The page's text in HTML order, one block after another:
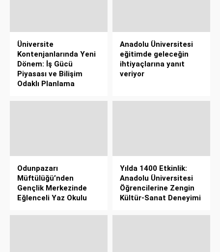
Üniversite
Kontenjanlarında Yeni
Dönem: İş Gücü
Piyasası ve Bilişim
Odaklı Planlama
Anadolu Üniversitesi
eğitimde geleceğin
ihtiyaçlarına yanıt
veriyor
Odunpazarı
Müftülüğü’nden
Gençlik Merkezinde
Eğlenceli Yaz Okulu
Yılda 1400 Etkinlik:
Anadolu Üniversitesi
Öğrencilerine Zengin
Kültür-Sanat Deneyimi